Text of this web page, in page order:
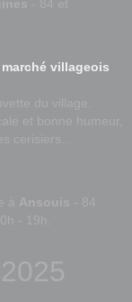
marché villageois